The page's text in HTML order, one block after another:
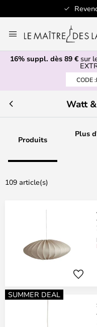
au
contenu
16% suppl. dès 89 € sur
CODE :
Watt
Produits
Plus
109 article(s)
SUMMER DEAL